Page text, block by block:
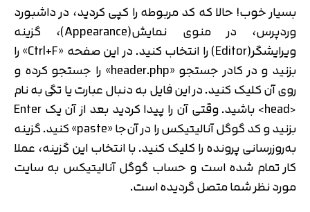
بسیار خوب! حالا که کد مربوطه را کپی کردید، در داشبورد
وردپرس، در منوی نمایش(Appearance)، گزینه
ویرایشگر(Editor) را انتخاب کنید. در این صفحه «Ctrl+F» را
بزنید و در کادر جستجو «header.php» را جستجو کرده و
روی آن کلیک کنید. در این فایل به دنبال عبارت یا تگی به نام
<head> باشید. وقتی آن را پیدا کردید بعد از آن یک Enter
بزنید و کد گوگل آنالیتیکس را در آن‌جا «paste» کنید. گزینه
به‌روزرسانی پرونده را کلیک کنید. با انتخاب این گزینه، عملا
کار تمام شده است و حساب گوگل آنالیتیکس به سایت
مورد نظر شما متصل گردیده است.